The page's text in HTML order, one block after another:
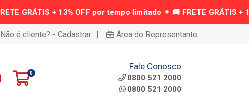
Não é cliente? - Cadastrar | Área do Representante
0
Fale Conosco
0800 521 2000
0800 521 2000